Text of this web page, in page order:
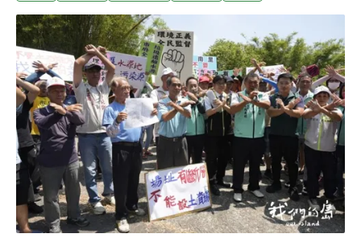
同」環委現勘卻無人到場 居民質疑程序無效彰化環盟研究
員林政翰說明，今（2026）年2月上旬，雙倫與日興兩案
先後辦理現場勘查與公聽會，但當天都沒有環評委員出
席。根據《環評法》第12條明文規定，主管機關應會同環
評委員現勘，程序有明確違法，呼籲環境部認定現勘無
效，重啟相關程序。前環保署副署長詹順貴分析，法條用
字寫「應會同」環評委員，代表這是義務，不該有缺席的
情況，這是很明顯的程序瑕疵。這兩個開發案被認定有重
大環境影響才進入二階環評，環委如果沒去現勘、對周邊
環境一無所知，如何審二階環評案件？他表示，環